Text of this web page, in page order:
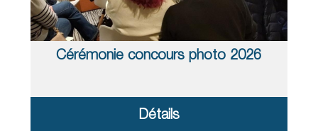
Cérémonie concours photo 2026
Détails